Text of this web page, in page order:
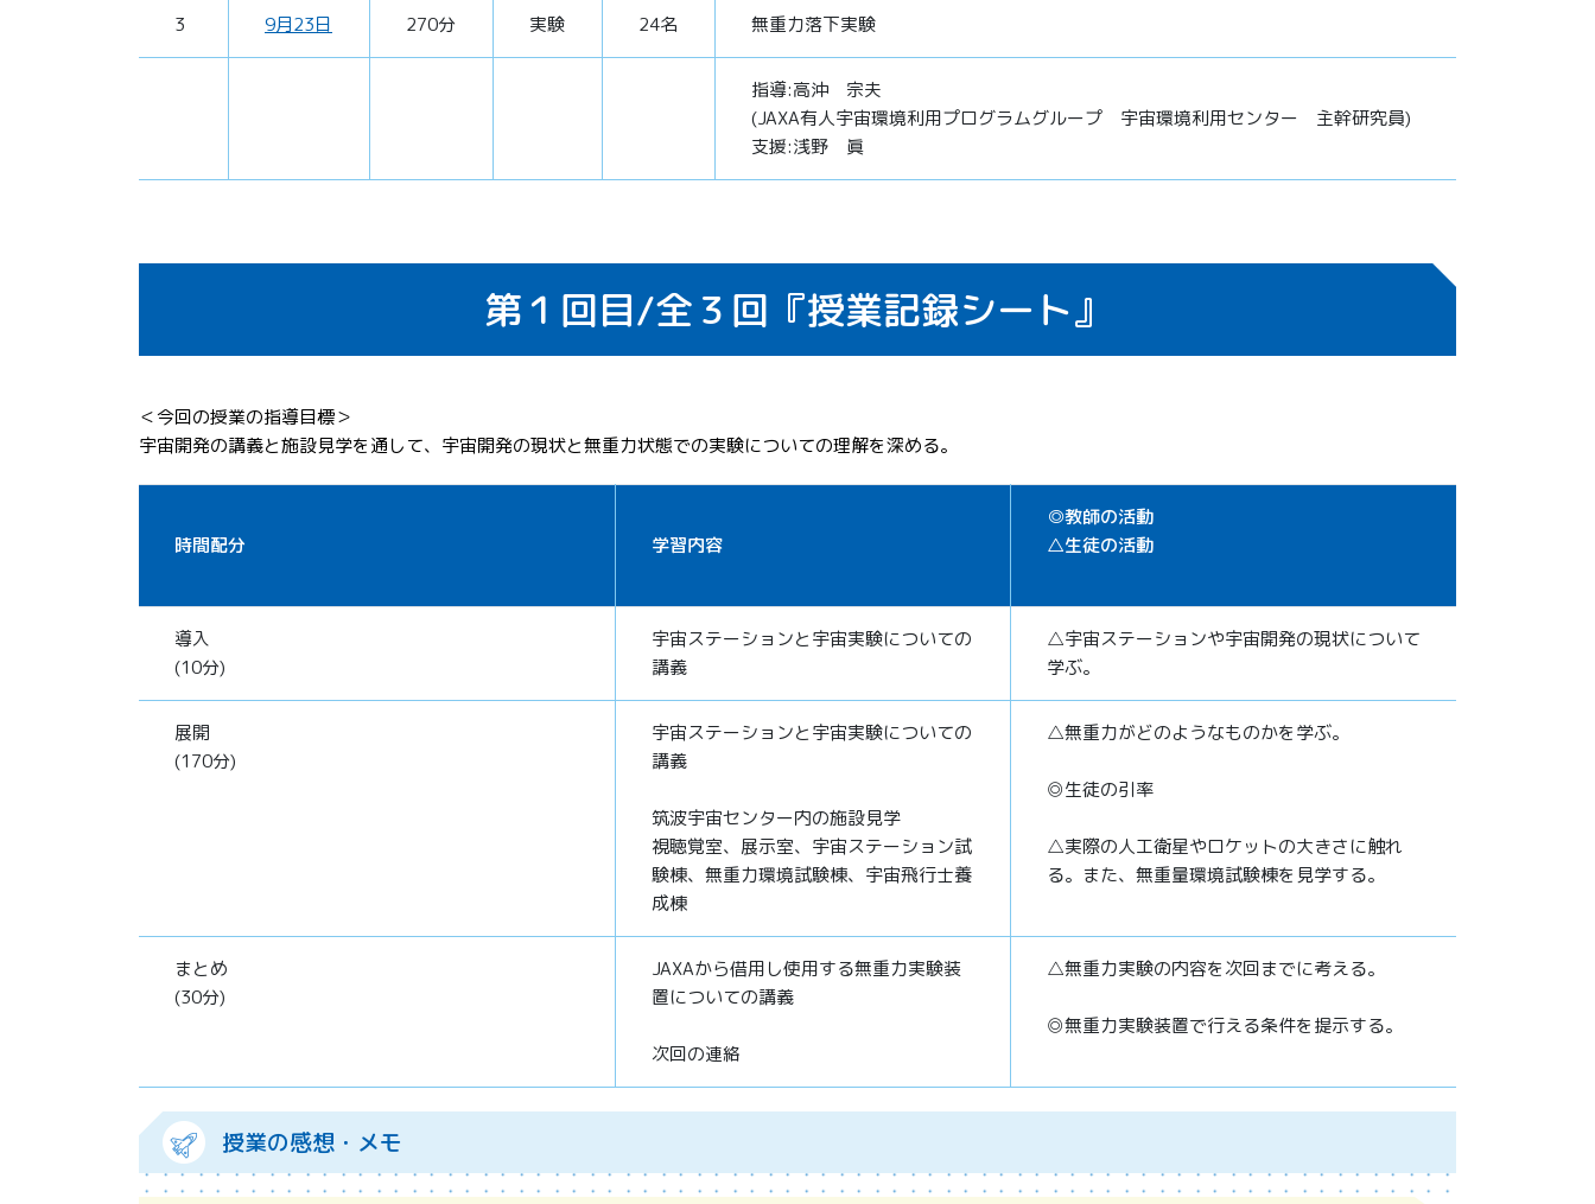
3 9月23日 270分 実験 24名 無重力落下実験
指導:高沖 宗夫
(JAXA有人宇宙環境利用プログラムグループ 宇宙環境利用センター 主幹研究員)
支援:浅野 眞
第１回目/全３回『授業記録シート』
＜今回の授業の指導目標＞
宇宙開発の講義と施設見学を通して、宇宙開発の現状と無重力状態での実験についての理解を深める。
時間配分 学習内容
◎教師の活動
△生徒の活動
導入
(10分)
宇宙ステーションと宇宙実験についての
講義
△宇宙ステーションや宇宙開発の現状について
学ぶ。
展開
(170分)
宇宙ステーションと宇宙実験についての
講義
筑波宇宙センター内の施設見学
視聴覚室、展示室、宇宙ステーション試
験棟、無重力環境試験棟、宇宙飛行士養
成棟
△無重力がどのようなものかを学ぶ。
◎生徒の引率
△実際の人工衛星やロケットの大きさに触れ
る。また、無重量環境試験棟を見学する。
まとめ
(30分)
JAXAから借用し使用する無重力実験装
置についての講義
次回の連絡
△無重力実験の内容を次回までに考える。
◎無重力実験装置で行える条件を提示する。
授業の感想・メモ